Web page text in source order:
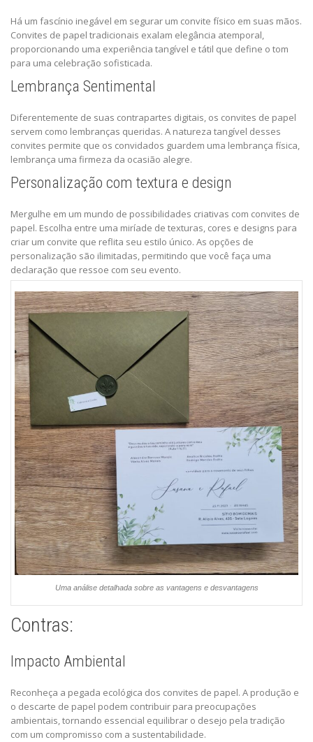
Há um fascínio inegável em segurar um convite físico em suas mãos.
Convites de papel tradicionais exalam elegância atemporal,
proporcionando uma experiência tangível e tátil que define o tom
para uma celebração sofisticada.
Lembrança Sentimental
Diferentemente de suas contrapartes digitais, os convites de papel
servem como lembranças queridas. A natureza tangível desses
convites permite que os convidados guardem uma lembrança física,
lembrança uma firmeza da ocasião alegre.
Personalização com textura e design
Mergulhe em um mundo de possibilidades criativas com convites de
papel. Escolha entre uma miríade de texturas, cores e designs para
criar um convite que reflita seu estilo único. As opções de
personalização são ilimitadas, permitindo que você faça uma
declaração que ressoe com seu evento.
Uma análise detalhada sobre as vantagens e desvantagens
Contras:
Impacto Ambiental
Reconheça a pegada ecológica dos convites de papel. A produção e
o descarte de papel podem contribuir para preocupações
ambientais, tornando essencial equilibrar o desejo pela tradição
com um compromisso com a sustentabilidade.